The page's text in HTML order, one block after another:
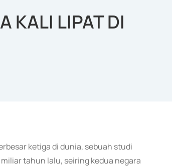
KALI LIPAT DI
ketiga di dunia, sebuah studi
tahun lalu, seiring kedua negara